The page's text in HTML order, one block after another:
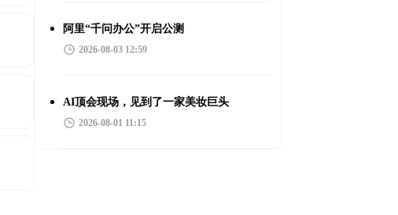
阿里“千问办公”开启公测
2026-08-03 12:59
AI顶会现场，见到了一家美妆巨头
2026-08-01 11:15